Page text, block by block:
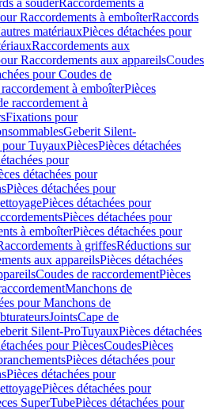
à souderRaccordements à
Raccordements à emboîterRaccords
matériauxPièces détachées pour
Raccordements aux
Raccordements aux appareilsCoudes
pour Coudes de
à emboîterPièces
raccordement à
Fixations pour
Geberit Silent-
pour TuyauxPiècesPièces détachées
pour
détachées pour
Pièces détachées pour
Pièces détachées pour
Pièces détachées pour
à emboîterPièces détachées pour
à griffesRéductions sur
aux appareilsPièces détachées
Coudes de raccordementPièces
Manchons de
pour Manchons de
JointsCape de
Silent-ProTuyauxPièces détachées
pour PiècesCoudesPièces
Pièces détachées pour
Pièces détachées pour
Pièces détachées pour
SuperTubePièces détachées pour